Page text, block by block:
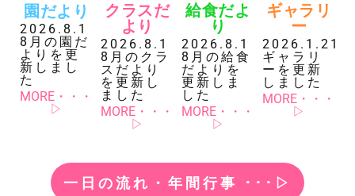
園だより
2026.8.1
8月の園だ
よりを更
新しまし
た
MORE・・・
▷
クラスだ
より
2026.8.1
8月のクラ
スだより
を更新し
ました
MORE・・・
▷
給食だよ
り
2026.8.1
8月の給食
だよりを
更新しま
した
MORE・・・
▷
ギャラリ
ー
2026.1.21
ギャラリ
ーを更新
しました
MORE・・・
▷
一日の流れ・年間行事 ･･･▷